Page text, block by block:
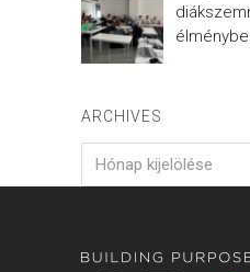
ARCHIVES
Archives
Hónap kijelölése